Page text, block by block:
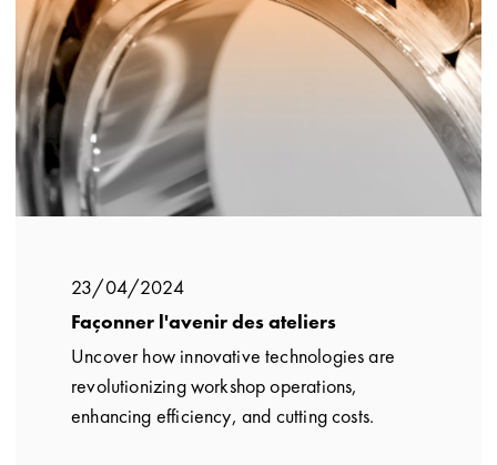
23/04/2024
Façonner l'avenir des ateliers
Uncover how innovative technologies are
revolutionizing workshop operations,
enhancing efficiency, and cutting costs.